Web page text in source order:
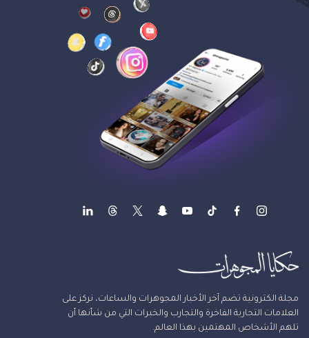
مجلة الكترونية تضم آخر الأخبار المجوهرات والساعات، نركز على
العلامات التجارية الفاخرة والتجارب والخبرات التي من شأنها أن
تلهم الأشخاص المهتمين بهذا العالم.